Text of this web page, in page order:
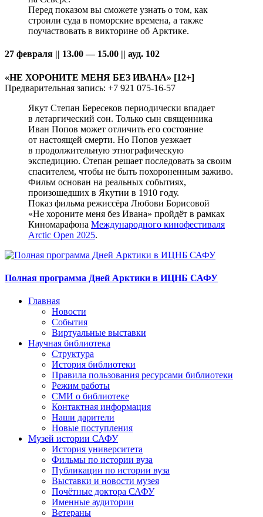
Перед показом вы сможете узнать о том, как
строили суда в поморские времена, а также
поучаствовать в викторине об Арктике.
27 февраля || 13.00 — 15.00 || ауд. 102
«НЕ ХОРОНИТЕ МЕНЯ БЕЗ ИВАНА» [12+]
Предварительная запись: +7 921 075-16-57
Якут Степан Бересеков периодически впадает
в летаргический сон. Только сын священника
Иван Попов может отличить его состояние
от настоящей смерти. Но Попов уезжает
в продолжительную этнографическую
экспедицию. Степан решает последовать за своим
спасителем, чтобы не быть похороненным заживо.
Фильм основан на реальных событиях,
произошедших в Якутии в 1910 году.
Показ фильма режиссёра Любови Борисовой
«Не хороните меня без Ивана» пройдёт в рамках
Киномарафона Международного кинофестиваля
Arctic Open 2025.
Полная программа Дней Арктики в ИЦНБ САФУ
Главная
Новости
События
Виртуальные выставки
Научная библиотека
Структура
История библиотеки
Правила пользования ресурсами библиотеки
Режим работы
СМИ о библиотеке
Контактная информация
Наши дарители
Новые поступления
Музей истории САФУ
История университета
Фильмы по истории вуза
Публикации по истории вуза
Выставки и новости музея
Почётные доктора САФУ
Именные аудитории
Ветераны